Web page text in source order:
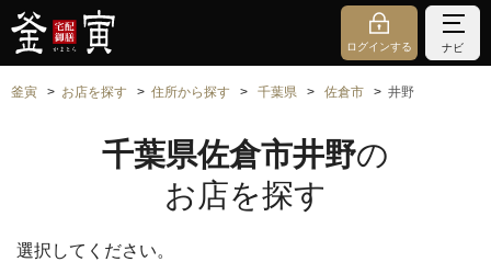
ログインする ナビ
釜寅 お店を探す 住所から探す 千葉県 佐倉市 井野
千葉県佐倉市井野の
お店を探す
選択してください。